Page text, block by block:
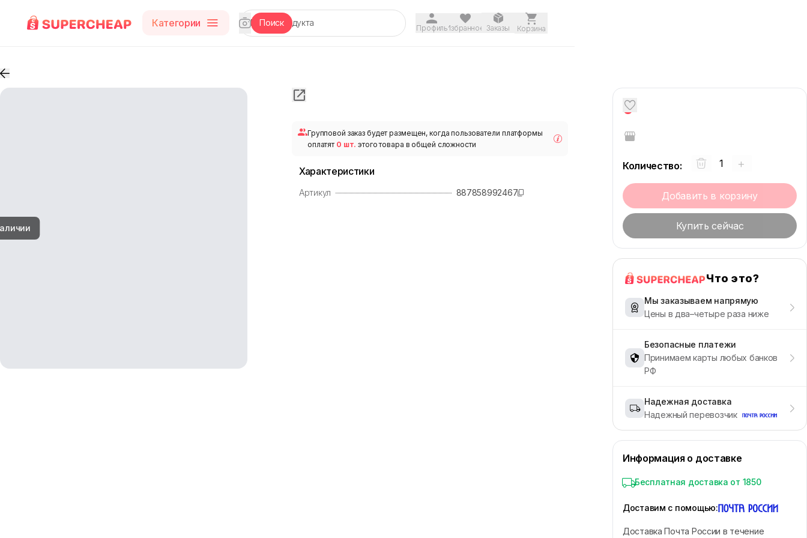
Категории Поиск ПрофильИзбранное Заказы Корзина
Групповой заказ будет размещен, когда пользователи платформы
оплатят 0 шт. этого товара в общей сложности
Характеристики
Артикул 887858992467
0
Количество: +
Добавить в корзину
Купить сейчас
Что это?
Мы заказываем напрямую
Цены в два–четыре раза ниже
Безопасные платежи
Принимаем карты любых банков
РФ
Надежная доставка
Надежный перевозчик
Информация о доставке
Бесплатная доставка от 1850
Доставим с помощью:
Доставка Почта России в течение